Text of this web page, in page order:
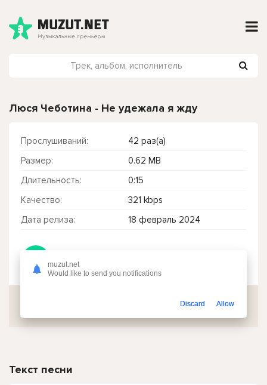
Люся Чеботина - Не удежала я жду
Прослушиваний:
42 раз(а)
Размер:
0.62 MB
Длительность:
0:15
Качество:
321 kbps
Дата релиза:
18 февраль 2024
Текст песни
muzut.net
Would like to send you notifications
Discard Allow